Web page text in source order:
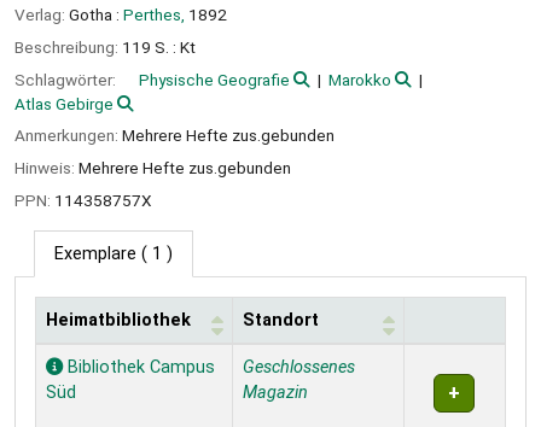
Verlag: Gotha : Perthes, 1892
Beschreibung: 119 S. : Kt
Schlagwörter:
Physische Geografie
Marokko
Atlas Gebirge
Anmerkungen: Mehrere Hefte zus.gebunden
Hinweis: Mehrere Hefte zus.gebunden
PPN: 114358757X
Exemplare ( 1 )
Exemplare
Heimatbibliothek Standort
Bibliothek Campus
Süd
Geschlossenes
Magazin